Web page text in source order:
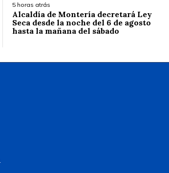
5 horas atrás
Alcaldía de Montería decretará Ley
Seca desde la noche del 6 de agosto
hasta la mañana del sábado